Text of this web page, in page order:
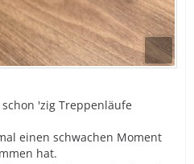
'zig Treppenläufe
einen schwachen Moment
hat.